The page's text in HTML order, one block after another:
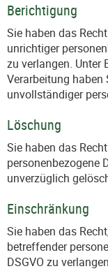
Berichtigung
Sie haben das
unrichtiger
zu verlangen. Unter
Verarbeitung haben
unvollständiger
Löschung
Sie haben das
personenbezogene
unverzüglich
Einschränkung
Sie haben das
betreffender
DSGVO zu